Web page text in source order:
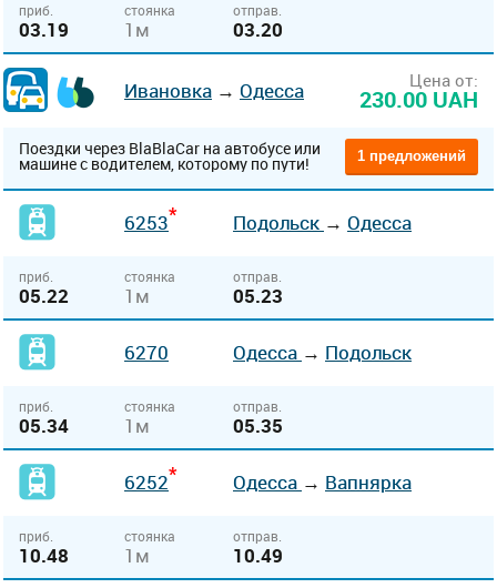
приб.
03.19
стоянка
1м
отправ.
03.20
Ивановка → Одесса Цена от:
230.00 UAH
Поездки через BlaBlaCar на автобусе или
машине с водителем, которому по пути! 1 предложений
6253* Подольск → Одесса
приб.
05.22
стоянка
1м
отправ.
05.23
6270 Одесса → Подольск
приб.
05.34
стоянка
1м
отправ.
05.35
6252* Одесса → Вапнярка
приб.
10.48
стоянка
1м
отправ.
10.49